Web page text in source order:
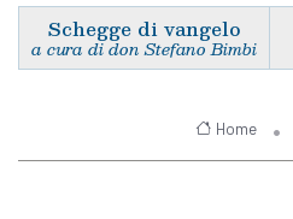
Schegge di vangelo
a cura di don Stefano Bimbi
Home